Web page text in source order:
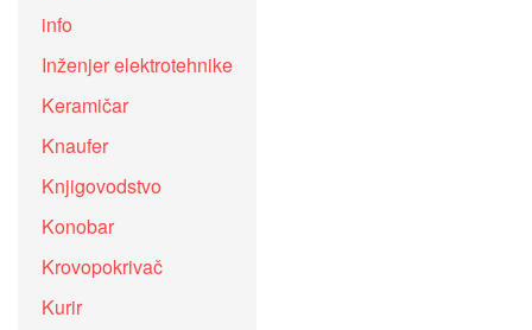
info
Inženjer elektrotehnike
Keramičar
Knaufer
Knjigovodstvo
Konobar
Krovopokrivač
Kurir